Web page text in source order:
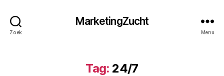
Zoek
MarketingZucht
Menu
Tag: 24/7